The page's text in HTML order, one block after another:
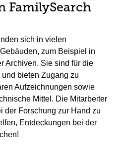
FamilySearch
sich in vielen
zum Beispiel in
Archiven. Sie sind für die
bieten Zugang zu
Aufzeichnungen sowie
Mittel. Die Mitarbeiter
der Forschung zur Hand zu
Entdeckungen bei der